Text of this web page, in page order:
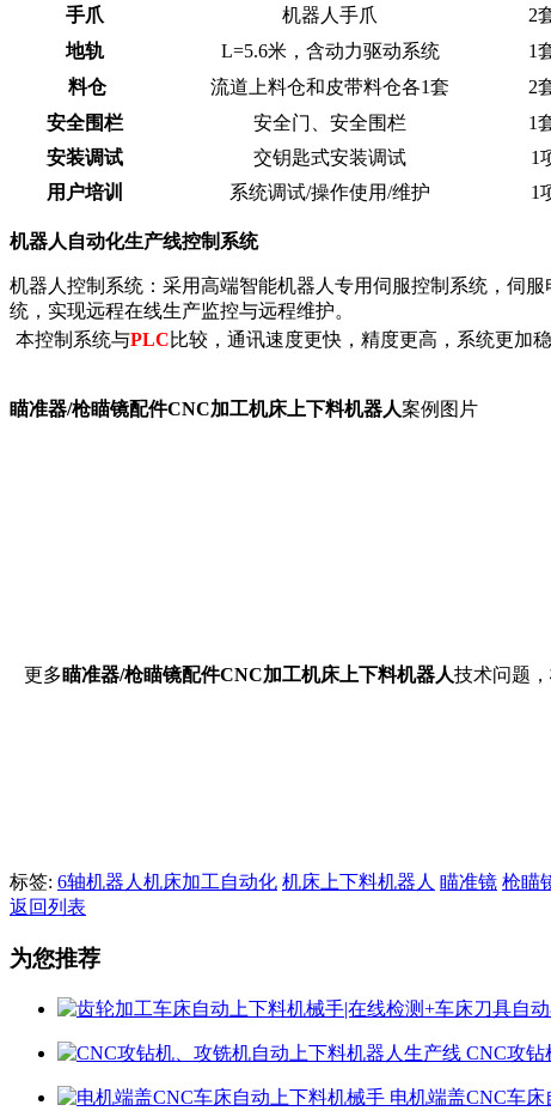
手爪
机器人手爪 2
地轨
L=5.6米，含动力驱动系统 1
料仓
流道上料仓和皮带料仓各1套 2
安全围栏
安全门、安全围栏 1
安装调试
交钥匙式安装调试 1
用户培训
系统调试/操作使用/维护 1
机器人自动化生产线控制系统
机器人控制系统：采用高端智能机器人专用伺服控制系统，伺
统，实现远程在线生产监控与远程维护。
本控制系统与PLC比较，通讯速度更快，精度更高，系统更加
瞄准器/枪瞄镜配件CNC加工机床上下料机器人案例图片
更多瞄准器/枪瞄镜配件CNC加工机床上下料机器人技术问题，
标签: 6轴机器人机床加工自动化 机床上下料机器人 瞄准镜 枪瞄
返回列表
为您推荐
CNC攻钻
电机端盖CNC车